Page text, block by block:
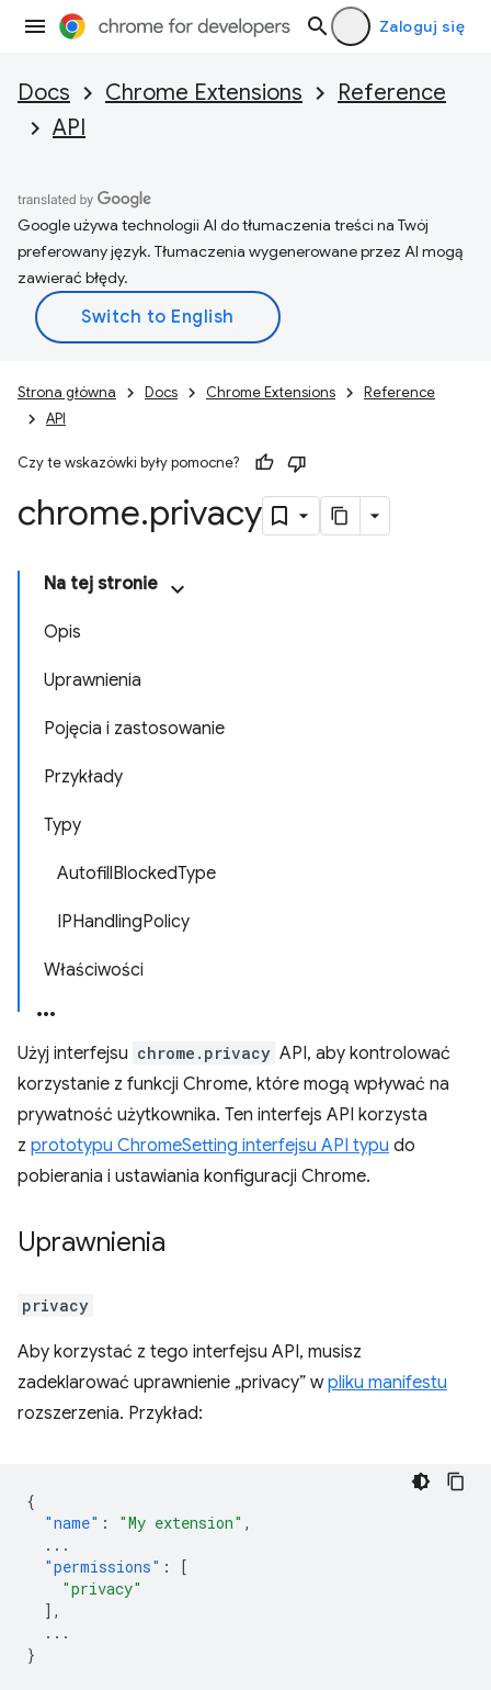
Zaloguj się
Docs Chrome Extensions
Reference
API
Google używa technologii AI do tłumaczenia treści na Twój
preferowany język. Tłumaczenia wygenerowane przez AI mogą
zawierać błędy.
Strona główna Docs Chrome Extensions
Reference
API
Czy te wskazówki były pomocne?
chrome.privacy
Na tej stronie
Opis
Uprawnienia
Pojęcia i zastosowanie
Przykłady
Typy
AutofillBlockedType
IPHandlingPolicy
Właściwości
Użyj interfejsu chrome.privacy API, aby kontrolować
korzystanie z funkcji Chrome, które mogą wpływać na
prywatność użytkownika. Ten interfejs API korzysta
z prototypu ChromeSetting interfejsu API typu do
pobierania i ustawiania konfiguracji Chrome.
Uprawnienia
privacy
Aby korzystać z tego interfejsu API, musisz
zadeklarować uprawnienie „privacy” wpliku manifestu
rozszerzenia. Przykład:
{
"name" : "My extension" ,
...
"permissions" :
[
"privacy"
],
...
}